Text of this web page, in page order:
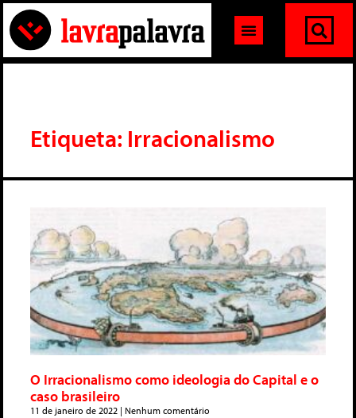
Etiqueta: Irracionalismo
O Irracionalismo como ideologia do Capital e o
caso brasileiro
11 de janeiro de 2022 Nenhum comentário